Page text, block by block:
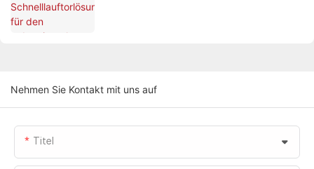
Nehmen Sie Kontakt mit uns auf
Titel